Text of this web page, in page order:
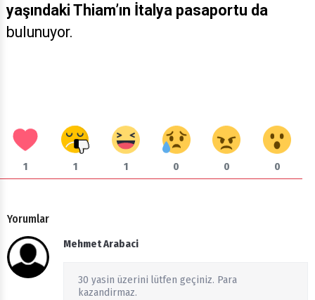
yaşındaki Thiam’ın İtalya pasaportu da
bulunuyor.
1 1 1 0 0 0
Yorumlar
Mehmet Arabaci
30 yasin üzerini lütfen geçiniz. Para
kazandirmaz.